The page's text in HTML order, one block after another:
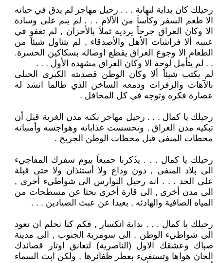
رحيلك كان بداية لنهاية . . . رحيل مهاجر لم يذق في حياته
الا طعم السفر وكأساَ من الآلام . . . لم ينم على وسادة
الا وكان العراق جرحاَ يرديه ثملاَ بالأحزان , لم تغفو في
عينيه ألا فراشات الأهل والأصدقاء , لم يتناول شيئاَ من
الطعام الا وجوع العراق يقطع اوصاله بسكاكين الحسرة.
. . لم يتأمل لوحة الا وكان العراق مشهده الأول . . .
لم يكتب شيئاَ ألا وكان الوطن قصديته الكبرى الحبلى
بالآهات والزفرات ودمعه الساخن الذي طالما انشد له
عصارة فكره وتوجه في كل المحافل .
رحيلك يا كمال . . . رحيل مهاجر بكته مدن الغربة قبل أن
تبكيه مدن العراق , وتحسست عذاباته وهواجسه وأمنياته
محطات المنفى قبل محطات الوطن الجريح .
رحيلك يا كمال . . . يذّكرنا جميعاَ بيوم سفرك المفاجيء
الى بلاد المنفى , دون وداع ولا أستئذان ولا حتى قبلة
على الخد . . . انه رحيل النوارس الى شواطيء أخرى ,
الى مدن أخرى , الى قارة أخرى بحثا عن مسطحات من
المياه الصافية والهادئه , بعيدا عن عبث الصيادين . . .
رحيلك يا كمال . . . بداية انكسار , فكم كنا نحلم ان تعود
الى شواطيء الوطن , الى سومرية الجنوب , الى مدينة
صباك وعشقك الاول (الناصرية) لتعانق اوتار قصائدك
الحان هواها وتستفيء بعطر ظفائرها , ولكن ابت السماء